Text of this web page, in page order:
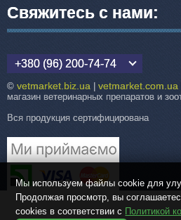
Свяжитесь с нами:
+380 (96) 200-74-74
© vetmarket.biz.ua vetmarket.com.ua
магазин ветеринарных препаратов и
Вся продукция сертифицирована
Мы используем файлы cookie для
Продолжая просмотр, вы
cookies в соответствии с Политикой